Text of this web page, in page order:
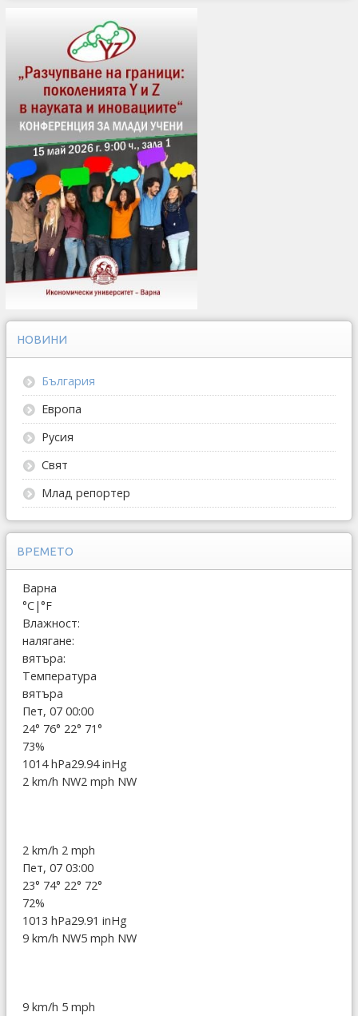
НОВИНИ
България
Европа
Русия
Свят
Млад репортер
ВРЕМЕТО
Варна
°C|°F
Влажност:
налягане:
вятъра:
Температура
вятъра
Пет, 07 00:00
24° 76° 22° 71°
73%
1014 hPa29.94 inHg
2 km/h NW2 mph NW
2 km/h 2 mph
Пет, 07 03:00
23° 74° 22° 72°
72%
1013 hPa29.91 inHg
9 km/h NW5 mph NW
9 km/h 5 mph